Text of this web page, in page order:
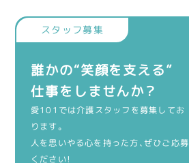
誰かの“笑顔を支える”
仕事をしませんか？
愛101では介護スタッフを募集してお
ります。
人を思いやる心を持った方、ぜひご応募
ください！